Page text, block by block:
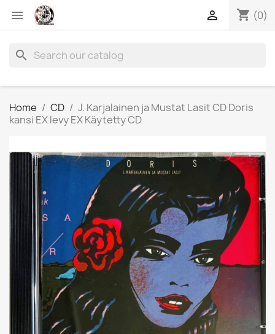
 shopping_cart (0)

search
Home CD
J. Karjalainen ja Mustat Lasit CD Doris
kansi EX levy EX Käytetty CD